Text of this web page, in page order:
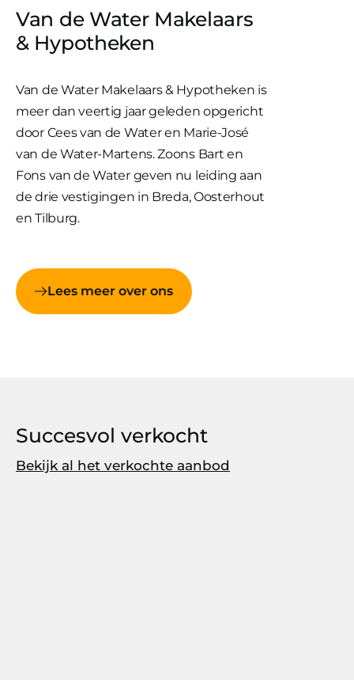
Van de Water Makelaars
& Hypotheken
Van de Water Makelaars & Hypotheken is
meer dan veertig jaar geleden opgericht
door Cees van de Water en Marie-José
van de Water-Martens. Zoons Bart en
Fons van de Water geven nu leiding aan
de drie vestigingen in Breda, Oosterhout
en Tilburg.
Lees meer over ons
Succesvol verkocht
Bekijk al het verkochte aanbod